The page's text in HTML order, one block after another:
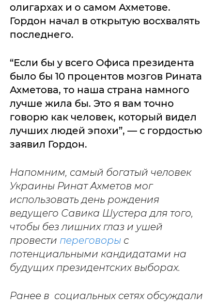
олигархах и о самом Ахметове.
Гордон начал в открытую восхвалять
последнего.
“Если бы у всего Офиса президента
было бы 10 процентов мозгов Рината
Ахметова, то наша страна намного
лучше жила бы. Это я вам точно
говорю как человек, который видел
лучших людей эпохи”, — с гордостью
заявил Гордон.
Напомним, самый богатый человек
Украины Ринат Ахметов мог
использовать день рождения
ведущего Савика Шустера для того,
чтобы без лишних глаз и ушей
провести переговоры с
потенциальными кандидатами на
будущих президентских выборах.
Ранее в социальных сетях обсуждали